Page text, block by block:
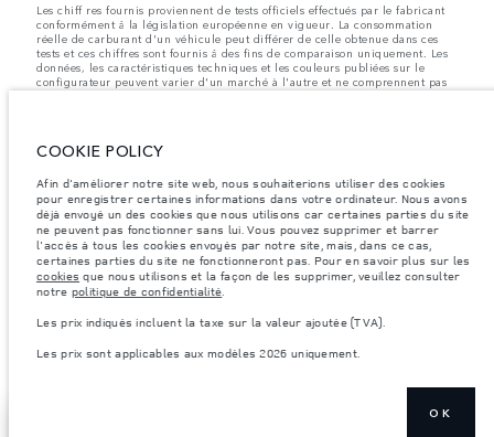
Les chiff res fournis proviennent de tests officiels effectués par le fabricant
conformément å la législation européenne en vigueur. La consommation
réelle de carburant d'un véhicule peut différer de celle obtenue dans ces
tests et ces chiffres sont fournis å des fins de comparaison uniquement. Les
données, les caractéristiques techniques et les couleurs publiées sur le
configurateur peuvent varier d'un marché à l'autre et ne comprennent pas
Les accessoires et autres éléments montés après le point de fabrication
véhicule, les charges maximales par essieu et la charge utile ne sont pas
dépassés lorsque vous chargez des accessoires, des occupants, des liquides
et des carburants.
Remarque importante sur les images et les spécifications.
mondiale de semi-conducteurs affecte actuellement les spécifications de
construction des véhicules, la disponibilité des options et les délais de
construction. Cette situation s’avère très fluctuante, et par conséquent, les
images utilisées actuellement sur le site Web peuvent ne pas refléter
caractéristiques, les options, les finitions et les combinaisons de couleurs.
restrictions actuelles et faire un choix éclairé
COOKIE POLICY
Afin d'améliorer notre site web, nous souhaiterions utiliser des cookies
pour enregistrer certaines informations dans votre ordinateur. Nous avons
déjà envoyé un des cookies que nous utilisons car certaines parties du site
ne peuvent pas fonctionner sans lui. Vous pouvez supprimer et barrer
l'accès à tous les cookies envoyés par notre site, mais, dans ce cas,
certaines parties du site ne fonctionneront pas. Pour en savoir plus sur les
cookies que nous utilisons et la façon de les supprimer, veuillez consulter
notre politique de confidentialité.
Les prix indiqués incluent la taxe sur la valeur ajoutée (TVA).
Les prix sont applicables aux modèles 2026 uniquement.
OK